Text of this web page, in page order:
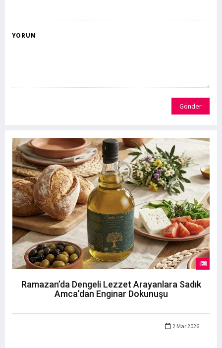
YORUM
Gönder
Ramazan’da Dengeli Lezzet Arayanlara Sadık
Amca’dan Enginar Dokunuşu
2 Mar 2026